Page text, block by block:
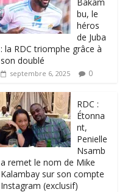
bu, le
héros
de Juba
: la RDC triomphe grâce à
son doublé
septembre 6, 2025 0
RDC :
Étonna
nt,
Penielle
Nsamb
a remet le nom de Mike
Kalambay sur son compte
Instagram (exclusif)